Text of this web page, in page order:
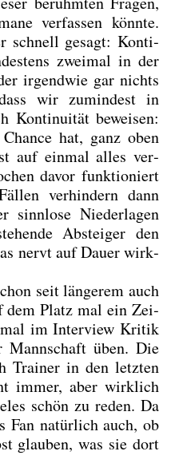
ver­fas­sen könn­te.
schnell gesagt: Kon­ti­
zwei­mal in der
irgend­wie gar nichts
wir zumin­dest in
Kon­ti­nui­tät bewei­sen:
hat, ganz oben
auf ein­mal alles ver­
davor funk­tio­niert
ver­hin­dern dann
sinn­lo­se Nie­der­la­gen
Abstei­ger den
nervt auf Dau­er wirk­
seit län­ge­rem auch
dem Platz mal ein Zei­
mal im Inter­view Kri­tik
üben. Die
Trai­ner in den letz­ten
immer, aber wirk­lich
schön zu reden. Da
Fan natür­lich auch, ob
glau­ben, was sie dort